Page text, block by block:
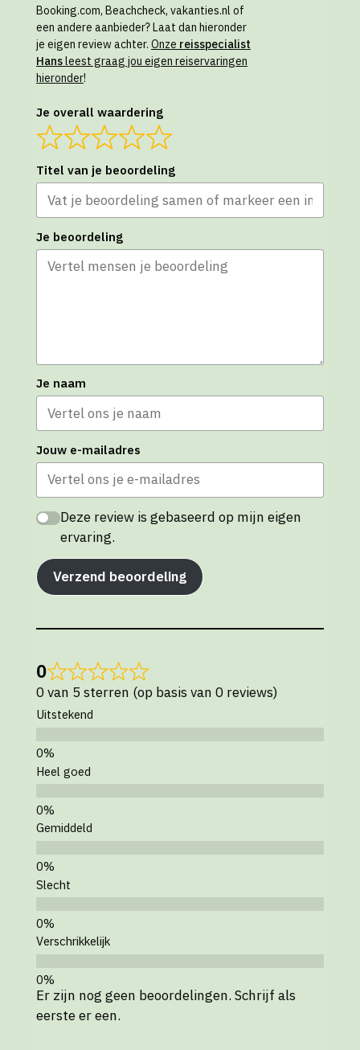
Booking.com, Beachcheck, vakanties.nl of
een andere aanbieder? Laat dan hieronder
je eigen review achter. Onze reisspecialist
Hansleest graag jou eigen reiservaringen
hieronder!
Je overall waardering
Titel van je beoordeling
Je beoordeling
Je naam
Jouw e-mailadres
Deze review is gebaseerd op mijn eigen
ervaring.
Verzend beoordeling
0
0 van 5 sterren (op basis van 0 reviews)
Uitstekend
Heel goed
Gemiddeld
Slecht
Verschrikkelijk
Er zijn nog geen beoordelingen. Schrijf als
eerste er een.